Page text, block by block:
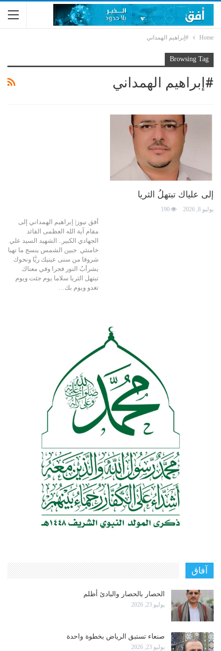
Home #إبراهيم الهمداني
Browsing Tag
#إبراهيم الهمداني
إلى علياك تبتهلُ الثريا
يوليو 8, 2026 190
أفق نيوز| إبراهيم الهمداني إلى
مقام آية الله العظمى القائد
الجهادي الكبير.. الشهيد السيد علي
خامنئي جبين الشمس ينسج ما تهيا
شروقا من سنى عينيك ريَّا ونحوك
يشرأبُ النور فجرا وفي معناك
تبتهل الثريا سلاما يوم جئت ويوم
تغدو ويوم بك…
آفاق
الحصار بالحصار والبادئ أظلم
يوليو 23, 2026
صنعاء تستبق الرياض بخطوة واحدة
يوليو 23, 2026